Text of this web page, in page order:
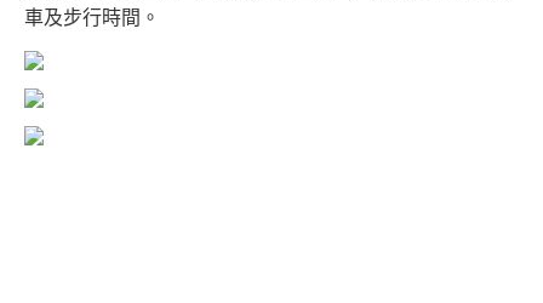
車及步行時間。